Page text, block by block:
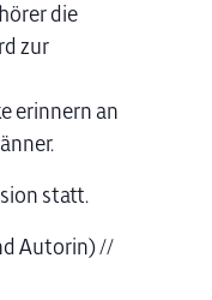
die
zur
erinnern an
statt.
Autorin) //